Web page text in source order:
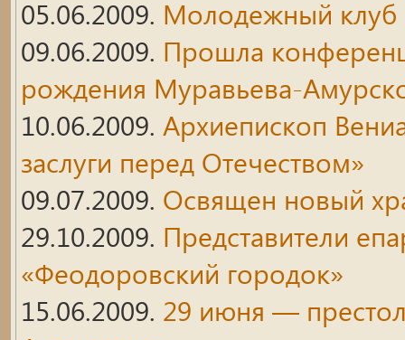
05.06.2009. Молодежный клуб
09.06.2009. Прошла
рождения Муравьева-
10.06.2009. Архиепископ
заслуги перед Отечеством»
09.07.2009. Освящен новый
29.10.2009. Представители
«Феодоровский городок»
15.06.2009. 29 июня —